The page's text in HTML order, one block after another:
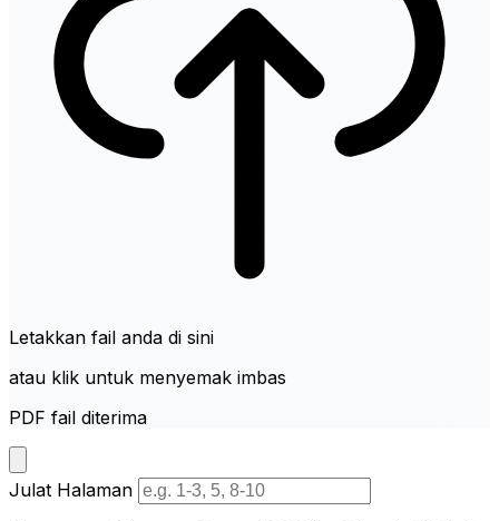
Letakkan fail anda di sini
atau klik untuk menyemak imbas
PDF fail diterima
Julat Halaman